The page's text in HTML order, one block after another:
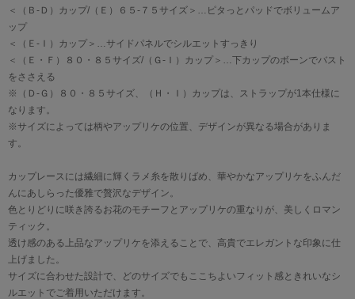
＜（Ｂ-Ｄ）カップ/（Ｅ）６５-７５サイズ＞…ピタっとパッドでボリュームア
ップ
＜（Ｅ-Ｉ）カップ＞…サイドパネルでシルエットすっきり
＜（Ｅ・Ｆ）８０・８５サイズ/（Ｇ-Ｉ）カップ＞…下カップのボーンでバスト
をささえる
※（Ｄ-Ｇ）８０・８５サイズ、（Ｈ・Ｉ）カップは、ストラップが1本仕様に
なります。
※サイズによっては柄やアップリケの位置、デザインが異なる場合がありま
す。
カップレースには繊細に輝くラメ糸を散りばめ、華やかなアップリケをふんだ
んにあしらった優雅で贅沢なデザイン。
色とりどりに咲き誇るお花のモチーフとアップリケの重なりが、美しくロマン
ティック。
透け感のある上品なアップリケを添えることで、高貴でエレガントな印象に仕
上げました。
サイズに合わせた設計で、どのサイズでもここちよいフィット感ときれいなシ
ルエットでご着用いただけます。